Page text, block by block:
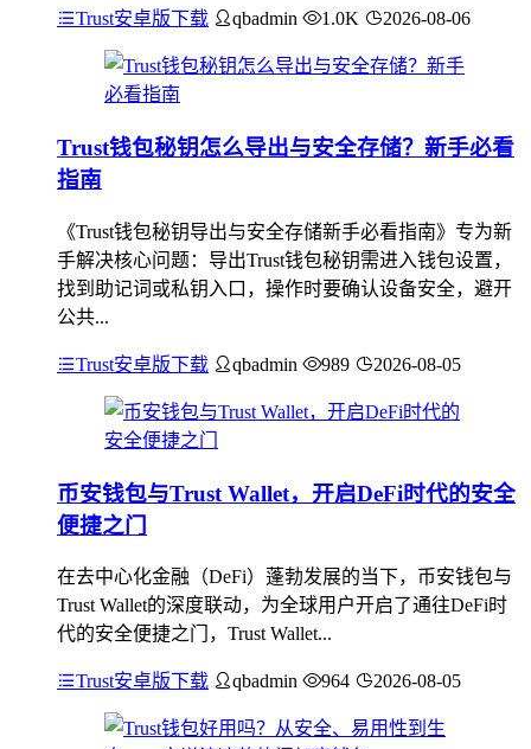
Trust安卓版下载 qbadmin 1.0K 2026-08-06
Trust钱包秘钥怎么导出与安全存储？新手必看
指南
《Trust钱包秘钥导出与安全存储新手必看指南》专为新
手解决核心问题：导出Trust钱包秘钥需进入钱包设置，
找到助记词或私钥入口，操作时要确认设备安全，避开
公共...
Trust安卓版下载 qbadmin 989 2026-08-05
币安钱包与Trust Wallet，开启DeFi时代的安全
便捷之门
在去中心化金融（DeFi）蓬勃发展的当下，币安钱包与
Trust Wallet的深度联动，为全球用户开启了通往DeFi时
代的安全便捷之门，Trust Wallet...
Trust安卓版下载 qbadmin 964 2026-08-05